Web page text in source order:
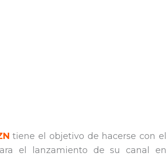
tiene el objetivo de hacerse con el
el lanzamiento de su canal en